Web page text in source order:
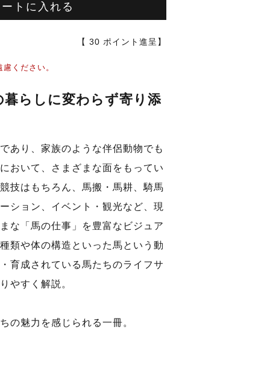
トに入れる
【 30 ポイント進呈】
ください。
らしに変わらず寄り添
あり、家族のような伴侶動物でも
おいて、さまざまな面をもってい
技はもちろん、馬搬・馬耕、騎馬
ション、イベント・観光など、現
な「馬の仕事」を豊富なビジュア
類や体の構造といった馬という動
育成されている馬たちのライフサ
やすく解説。
の魅力を感じられる一冊。